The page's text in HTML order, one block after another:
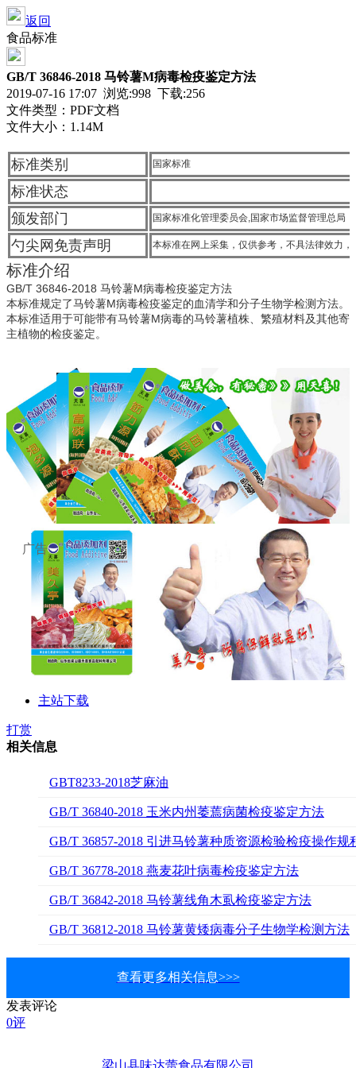
返回
食品标准
GB/T 36846-2018 马铃薯M病毒检疫鉴定方法
2019-07-16 17:07 浏览:998 下载:256
文件类型：PDF文档
文件大小：1.14M
标准类别 国家标准
标准状态
颁发部门
国家标准化管理委员会,国家市场监督管理总局
勺尖网免责声明 本标准在网上采集，仅供参考，不具法律效力
标准介绍
GB/T 36846-2018 马铃薯M病毒检疫鉴定方法
本标准规定了马铃薯M病毒检疫鉴定的血清学和分子生物学检测方法。
本标准适用于可能带有马铃薯M病毒的马铃薯植株、繁殖材料及其他寄
主植物的检疫鉴定。
广告
主站下载
打赏
相关信息
GBT8233-2018芝麻油
GB/T 36840-2018 玉米内州萎蔫病菌检疫鉴定方法
GB/T 36857-2018 引进马铃薯种质资源检验检疫操作规
GB/T 36778-2018 燕麦花叶病毒检疫鉴定方法
GB/T 36842-2018 马铃薯线角木虱检疫鉴定方法
GB/T 36812-2018 马铃薯黄矮病毒分子生物学检测方法
查看更多相关信息>>>
发表评论
0评
梁山县味达蕾食品有限公司